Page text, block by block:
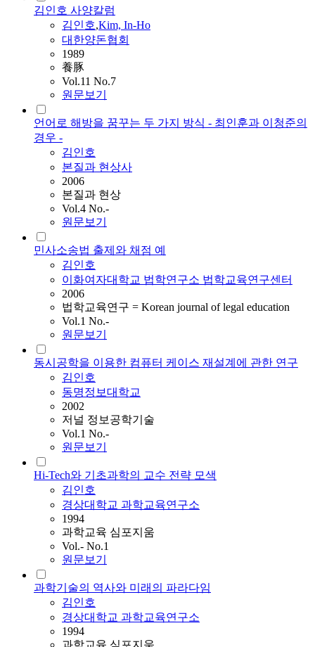
김인호 사양칼럼
김인호,Kim, In-Ho
대한양돈협회
1989
養豚
Vol.11 No.7
원문보기
언어로 해방을 꿈꾸는 두 가지 방식 - 최인훈과 이청준의
경우 -
김인호
본질과 현상사
2006
본질과 현상
Vol.4 No.-
원문보기
민사소송법 출제와 채점 예
김인호
이화여자대학교 법학연구소 법학교육연구센터
2006
법학교육연구 = Korean journal of legal education
Vol.1 No.-
원문보기
동시공학을 이용한 컴퓨터 케이스 재설계에 관한 연구
김인호
동명정보대학교
2002
저널 정보공학기술
Vol.1 No.-
원문보기
Hi-Tech와 기초과학의 교수 전략 모색
김인호
경상대학교 과학교육연구소
1994
과학교육 심포지움
Vol.- No.1
원문보기
과학기술의 역사와 미래의 파라다임
김인호
경상대학교 과학교육연구소
1994